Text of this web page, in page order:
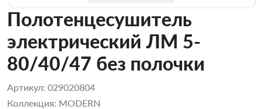
Полотенцесушитель
электрический ЛМ 5-
80/40/47 без полочки
Артикул: 029020804
Коллекция: MODERN